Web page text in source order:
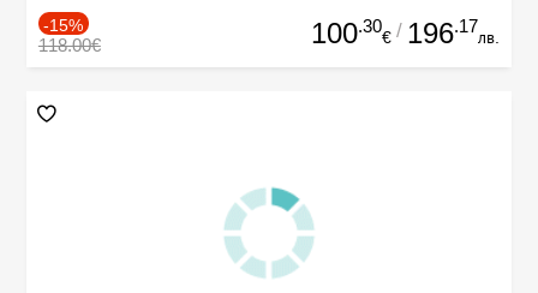
-15%
118.00€ 100.30
€ / 196.17
лв.